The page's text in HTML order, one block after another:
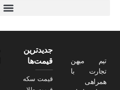
تیم میهن
تجارت با
همراهی
جدیدترین
قیمت‌ها
قیمت سکه